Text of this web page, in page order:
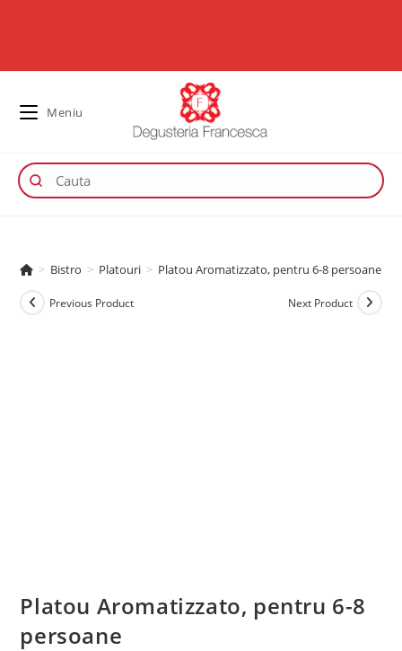
Meniu
> Bistro > Platouri > Platou Aromatizzato, pentru 6-8 persoane
Previous Product Next Product
Platou Aromatizzato, pentru 6-8
persoane